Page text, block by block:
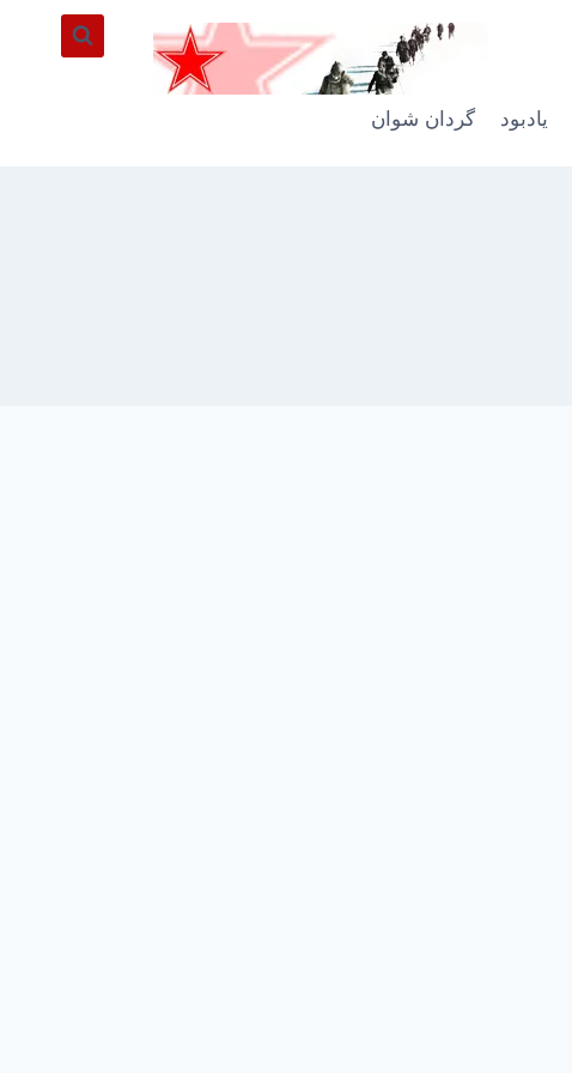
یادبود گردان شوان